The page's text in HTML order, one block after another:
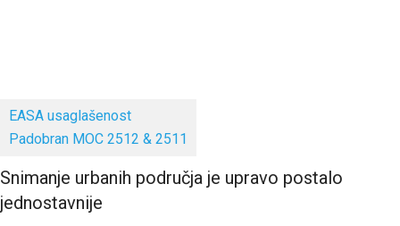
EASA usaglašenost
Padobran MOC 2512 & 2511
Snimanje urbanih područja je upravo postalo
jednostavnije